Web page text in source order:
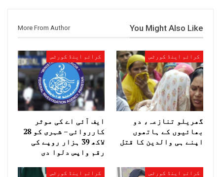
You Might Also Like
More From Author
کرائم اینڈ کورٹس
گھریلو تنازعہ، دو
بھائیوں کے ہاتھوں
اپنے ہی والدین کا قتل
کرائم اینڈ کورٹس
ایف آئی اے کی موثر
کارروائی – شہری کو 28
لاکھ 39 ہزار روپے کی
رقم واپس دلوا دی
کرائم اینڈ کورٹس کرائم اینڈ کورٹس